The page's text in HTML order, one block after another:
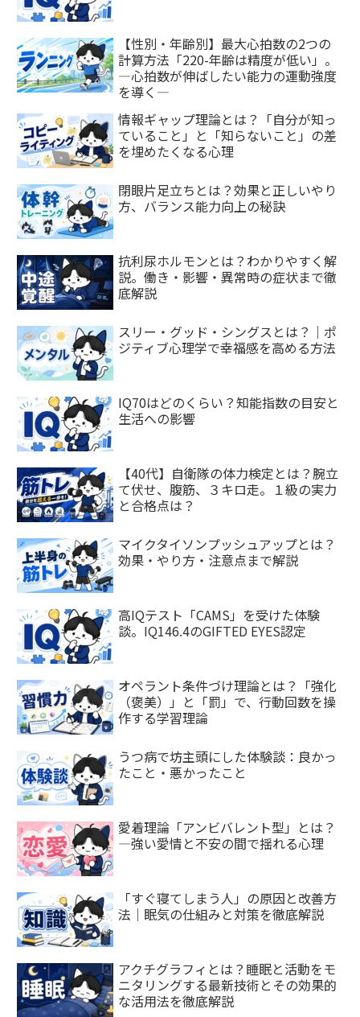
【性別・年齢別】最大心拍数の2つの
計算方法「220-年齢は精度が低い」。
―心拍数が伸ばしたい能力の運動強度
を導く―
情報ギャップ理論とは？「自分が知っ
ていること」と「知らないこと」の差
を埋めたくなる心理
閉眼片足立ちとは？効果と正しいやり
方、バランス能力向上の秘訣
抗利尿ホルモンとは？わかりやすく解
説。働き・影響・異常時の症状まで徹
底解説
スリー・グッド・シングスとは？｜ポ
ジティブ心理学で幸福感を高める方法
IQ70はどのくらい？知能指数の目安と
生活への影響
【40代】自衛隊の体力検定とは？腕立
て伏せ、腹筋、３キロ走。１級の実力
と合格点は？
マイクタイソンプッシュアップとは？
効果・やり方・注意点まで解説
高IQテスト「CAMS」を受けた体験
談。IQ146.4のGIFTED EYES認定
オペラント条件づけ理論とは？「強化
（褒美）」と「罰」で、行動回数を操
作する学習理論
うつ病で坊主頭にした体験談：良かっ
たこと・悪かったこと
愛着理論「アンビバレント型」とは？
—強い愛情と不安の間で揺れる心理
「すぐ寝てしまう人」の原因と改善方
法｜眠気の仕組みと対策を徹底解説
アクチグラフィとは？睡眠と活動をモ
ニタリングする最新技術とその効果的
な活用法を徹底解説